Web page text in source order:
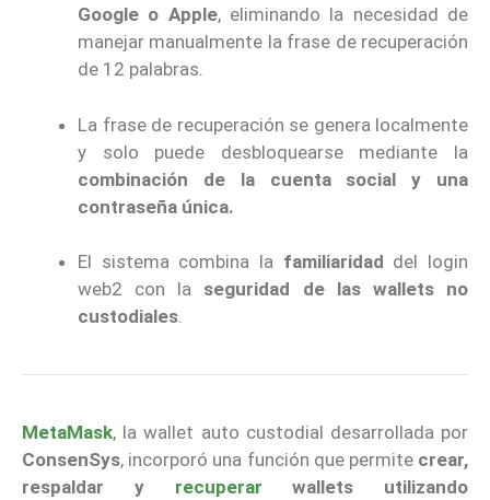
Google o Apple, eliminando la necesidad de
manejar manualmente la frase de recuperación
de 12 palabras.
La frase de recuperación se genera localmente
y solo puede desbloquearse mediante la
combinación de la cuenta social y una
contraseña única.
El sistema combina la familiaridad del login
web2 con la seguridad de las wallets no
custodiales.
MetaMask, la wallet auto custodial desarrollada por
ConsenSys, incorporó una función que permite crear,
respaldar y recuperar wallets utilizando